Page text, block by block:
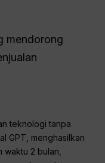
mendorong
teknologi tanpa
GPT, menghasilkan
waktu 2 bulan,